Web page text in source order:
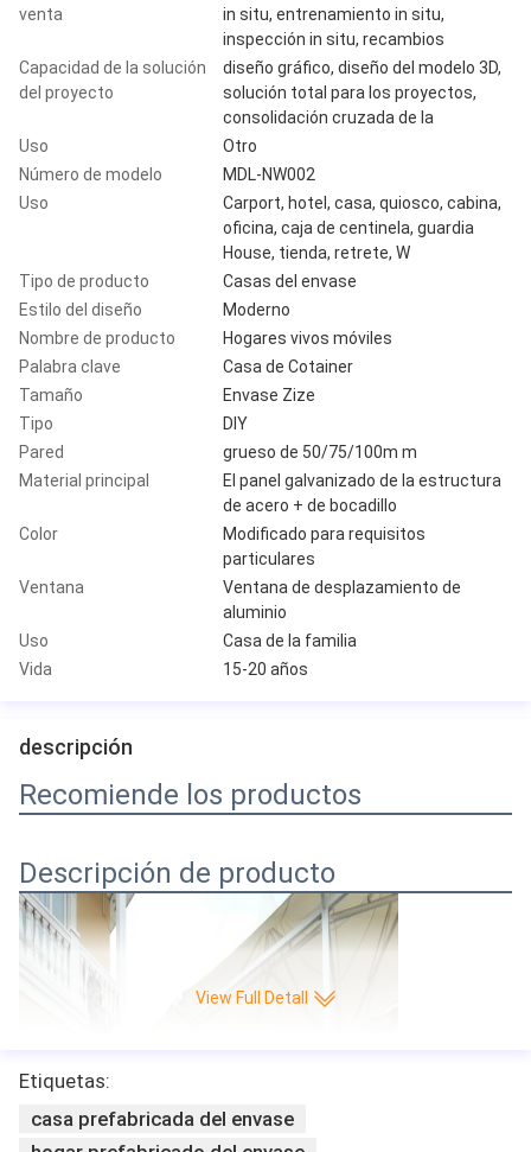
venta
in situ, entrenamiento in situ,
inspección in situ, recambios
Capacidad de la solución
del proyecto
diseño gráfico, diseño del modelo 3D,
solución total para los proyectos,
consolidación cruzada de la
Uso
Otro
Número de modelo
MDL-NW002
Uso
Carport, hotel, casa, quiosco, cabina,
oficina, caja de centinela, guardia
House, tienda, retrete, W
Tipo de producto
Casas del envase
Estilo del diseño
Moderno
Nombre de producto
Hogares vivos móviles
Palabra clave
Casa de Cotainer
Tamaño
Envase Zize
Tipo
DIY
Pared
grueso de 50/75/100m m
Material principal
El panel galvanizado de la estructura
de acero + de bocadillo
Color
Modificado para requisitos
particulares
Ventana
Ventana de desplazamiento de
aluminio
Uso
Casa de la familia
Vida
15-20 años
descripción
Recomiende los productos
Descripción de producto
View Full Detall
Etiquetas:
casa prefabricada del envase